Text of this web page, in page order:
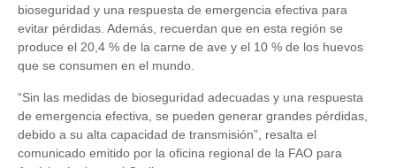
bioseguridad y una respuesta de emergencia efectiva para
evitar pérdidas. Además, recuerdan que en esta región se
produce el 20,4 % de la carne de ave y el 10 % de los huevos
que se consumen en el mundo.
“Sin las medidas de bioseguridad adecuadas y una respuesta
de emergencia efectiva, se pueden generar grandes pérdidas,
debido a su alta capacidad de transmisión”, resalta el
comunicado emitido por la oficina regional de la FAO para